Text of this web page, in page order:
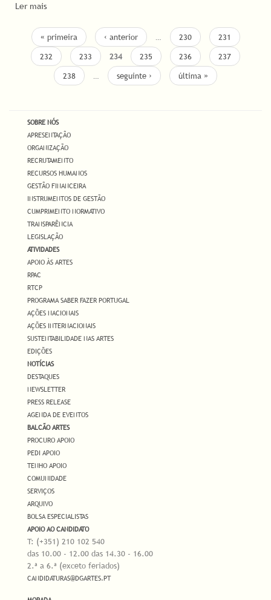
Ler mais
PÁGINAS« primeira ‹ anterior … 230
231
232
233 234 235 236
237
238
… seguinte › última »
SOBRE NÓS
APRESENTAÇÃO
ORGANIZAÇÃO
RECRUTAMENTO
RECURSOS HUMANOS
GESTÃO FINANCEIRA
INSTRUMENTOS DE GESTÃO
CUMPRIMENTO NORMATIVO
TRANSPARÊNCIA
LEGISLAÇÃO
ATIVIDADES
APOIO ÀS ARTES
RPAC
RTCP
PROGRAMA SABER FAZER PORTUGAL
AÇÕES NACIONAIS
AÇÕES INTERNACIONAIS
SUSTENTABILIDADE NAS ARTES
EDIÇÕES
NOTÍCIAS
DESTAQUES
NEWSLETTER
PRESS RELEASE
AGENDA DE EVENTOS
BALCÃO ARTES
PROCURO APOIO
PEDI APOIO
TENHO APOIO
COMUNIDADE
SERVIÇOS
ARQUIVO
BOLSA ESPECIALISTAS
APOIO AO CANDIDATO
T: (+351) 210 102 540
das 10.00 - 12.00 das 14.30 - 16.00
2.ª a 6.ª (exceto feriados)
CANDIDATURAS@DGARTES.PT